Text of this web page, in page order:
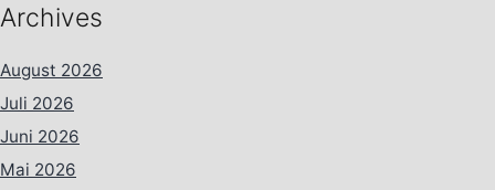
Archives
August 2026
Juli 2026
Juni 2026
Mai 2026